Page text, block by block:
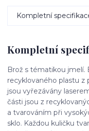
Kompletní
Kompletní
Brož s tématikou jmelí.
recyklovaného plastu z
jsou vyřezávány
části jsou z
a tvarováním při
sklo. Každou kuličku